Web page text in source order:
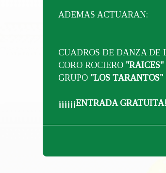
ADEMAS ACTUARAN:
CUADROS DE DANZA DE
CORO ROCIERO "RAICES"
GRUPO "LOS TARANTOS"
¡¡¡¡¡¡ENTRADA